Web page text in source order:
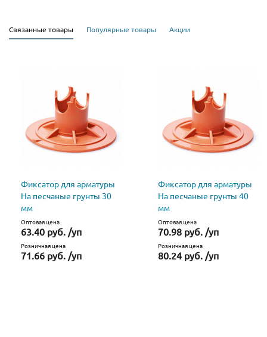
Связанные товары Популярные товары Акции
Фиксатор для арматуры
На песчаные грунты 30
мм
Оптовая цена
63.40 руб. /уп
Розничная цена
71.66 руб. /уп
Фиксатор для арматуры
На песчаные грунты 40
мм
Оптовая цена
70.98 руб. /уп
Розничная цена
80.24 руб. /уп